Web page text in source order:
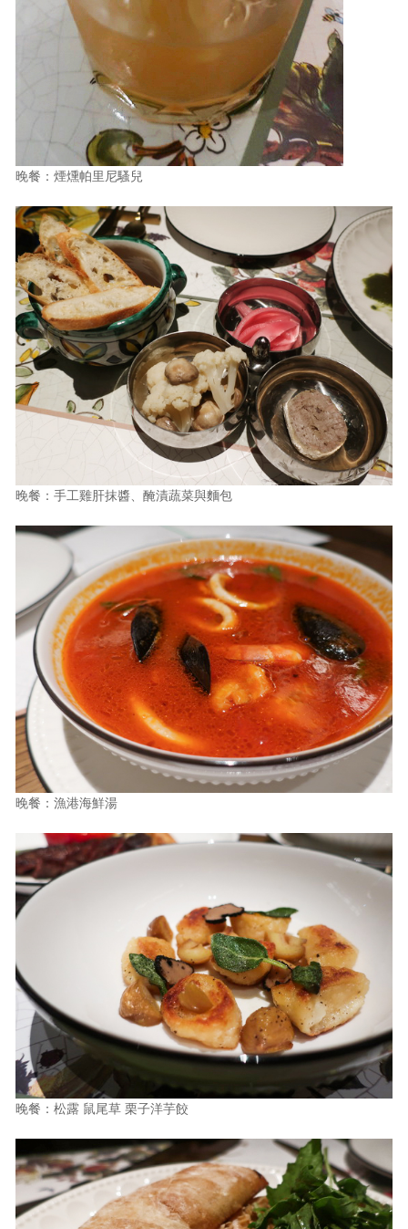
晚餐：煙燻帕里尼騷兒
晚餐：手工雞肝抹醬、醃漬蔬菜與麵包
晚餐：漁港海鮮湯
晚餐：松露 鼠尾草 栗子洋芋餃